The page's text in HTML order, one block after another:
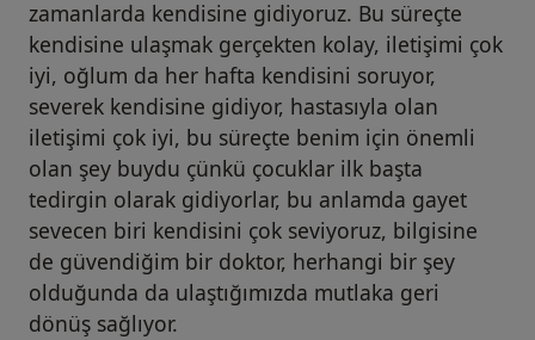
zamanlarda kendisine gidiyoruz. Bu süreçte
kendisine ulaşmak gerçekten kolay, iletişimi çok
iyi, oğlum da her hafta kendisini soruyor,
severek kendisine gidiyor, hastasıyla olan
iletişimi çok iyi, bu süreçte benim için önemli
olan şey buydu çünkü çocuklar ilk başta
tedirgin olarak gidiyorlar, bu anlamda gayet
sevecen biri kendisini çok seviyoruz, bilgisine
de güvendiğim bir doktor, herhangi bir şey
olduğunda da ulaştığımızda mutlaka geri
dönüş sağlıyor.